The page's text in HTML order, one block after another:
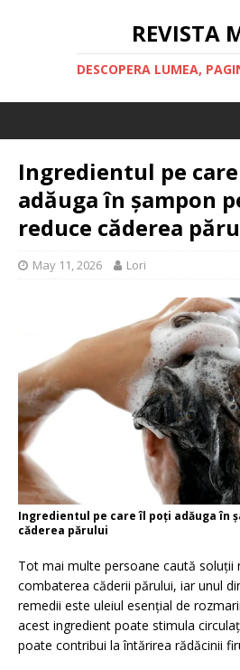
REVISTA
DESCOPERA LUMEA,
Ingredientul pe
adăuga în șampon
reduce căderea
May 11, 2026 Lori
Ingredientul pe care îl poți adăuga în
căderea părului
Tot mai multe persoane caută soluții
combaterea căderii părului, iar unul
remedii este uleiul esențial de
acest ingredient poate stimula
poate contribui la întărirea rădăcinii